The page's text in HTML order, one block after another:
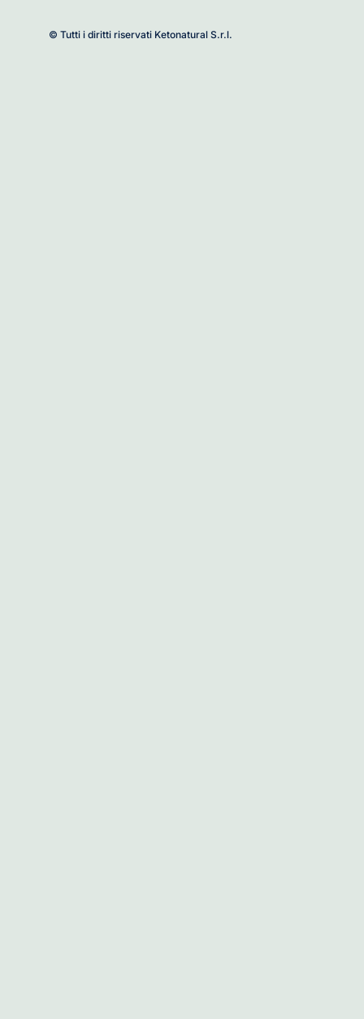
© Tutti i diritti riservati Ketonatural S.r.l.